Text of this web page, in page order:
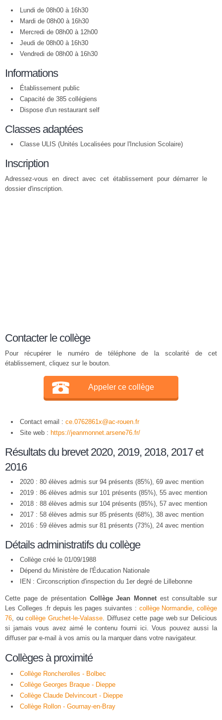
Lundi de 08h00 à 16h30
Mardi de 08h00 à 16h30
Mercredi de 08h00 à 12h00
Jeudi de 08h00 à 16h30
Vendredi de 08h00 à 16h30
Informations
Établissement public
Capacité de 385 collégiens
Dispose d'un restaurant self
Classes adaptées
Classe ULIS (Unités Localisées pour l'Inclusion Scolaire)
Inscription
Adressez-vous en direct avec cet établissement pour démarrer le
dossier d'inscription.
Contacter le collège
Pour récupérer le numéro de téléphone de la scolarité de cet
établissement, cliquez sur le bouton.
Appeler ce collège
Contact email : ce.0762861x@ac-rouen.fr
Site web : https://jeanmonnet.arsene76.fr/
Résultats du brevet 2020, 2019, 2018, 2017 et
2016
2020 : 80 élèves admis sur 94 présents (85%), 69 avec mention
2019 : 86 élèves admis sur 101 présents (85%), 55 avec mention
2018 : 88 élèves admis sur 104 présents (85%), 57 avec mention
2017 : 58 élèves admis sur 85 présents (68%), 38 avec mention
2016 : 59 élèves admis sur 81 présents (73%), 24 avec mention
Détails administratifs du collège
Collège créé le 01/09/1988
Dépend du Ministère de l'Éducation Nationale
IEN : Circonscription d'inspection du 1er degré de Lillebonne
Cette page de présentation Collège Jean Monnetest consultable sur
Les Colleges .fr depuis les pages suivantes : collège Normandie,collège
76, oucollège Gruchet-le-Valasse. Diffusez cette page web sur Delicious
si jamais vous avez aimé le contenu fourni ici. Vous pouvez aussi la
diffuser par e-mail à vos amis ou la marquer dans votre navigateur.
Collèges à proximité
Collège Roncherolles - Bolbec
Collège Georges Braque - Dieppe
Collège Claude Delvincourt - Dieppe
Collège Rollon - Gournay-en-Bray